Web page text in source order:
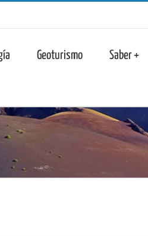
Geoturismo Saber +